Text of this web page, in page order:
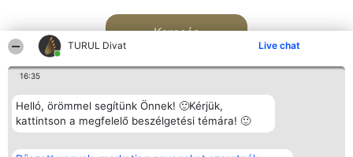
TURUL Divat Live chat
16:35
Helló, örömmel segítünk Önnek! 🙂Kérjük,
kattintson a megfelelő beszélgetési témára! 🙂
Keresés
Rangsorszervező Népszavazás Elérhetőség